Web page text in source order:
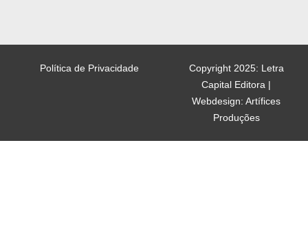
Copyright 2025: Letra
Capital Editora |
Webdesign: Artífices
Produções
Política de Privacidade